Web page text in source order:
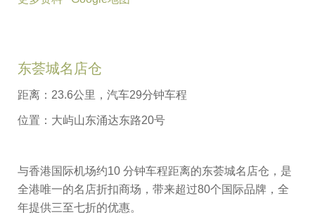
东荟城名店仓
距离：23.6公里，汽车29分钟车程
位置：大屿山东涌达东路20号
与香港国际机场约10 分钟车程距离的东荟城名店仓，是
全港唯一的名店折扣商场，带来超过80个国际品牌，全
年提供三至七折的优惠。